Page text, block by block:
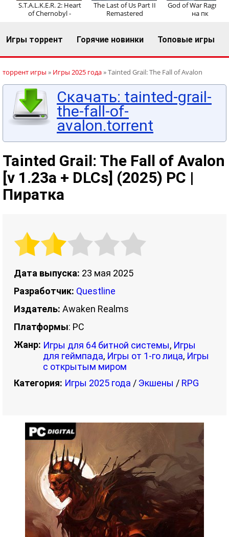
S.T.A.L.K.E.R. 2: Heart
of Chernobyl -
The Last of Us Part II
Remastered
God of War
на пк
Игры торрент Горячие новинки Топовые игры
торрент игры » Игры 2025 года» Tainted Grail: The Fall of Avalon
Скачать: tainted-grail-
the-fall-of-
avalon.torrent
Tainted Grail: The Fall of Avalon
[v 1.23a + DLCs] (2025) PC |
Пиратка
Дата выпуска: 23 мая 2025
Разработчик: Questline
Издатель: Awaken Realms
Платформы: PC
Жанр: Игры для 64 битной системы, Игры
для геймпада, Игры от 1-го лица, Игры
с открытым миром
Категория: Игры 2025 года / Экшены / RPG